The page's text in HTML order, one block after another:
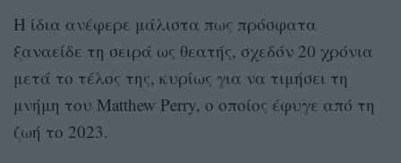
Η ίδια ανέφερε μάλιστα πως πρόσφατα
ξαναείδε τη σειρά ως θεατής, σχεδόν 20 χρόνια
μετά το τέλος της, κυρίως για να τιμήσει τη
μνήμη του Matthew Perry, ο οποίος έφυγε από τη
ζωή το 2023.